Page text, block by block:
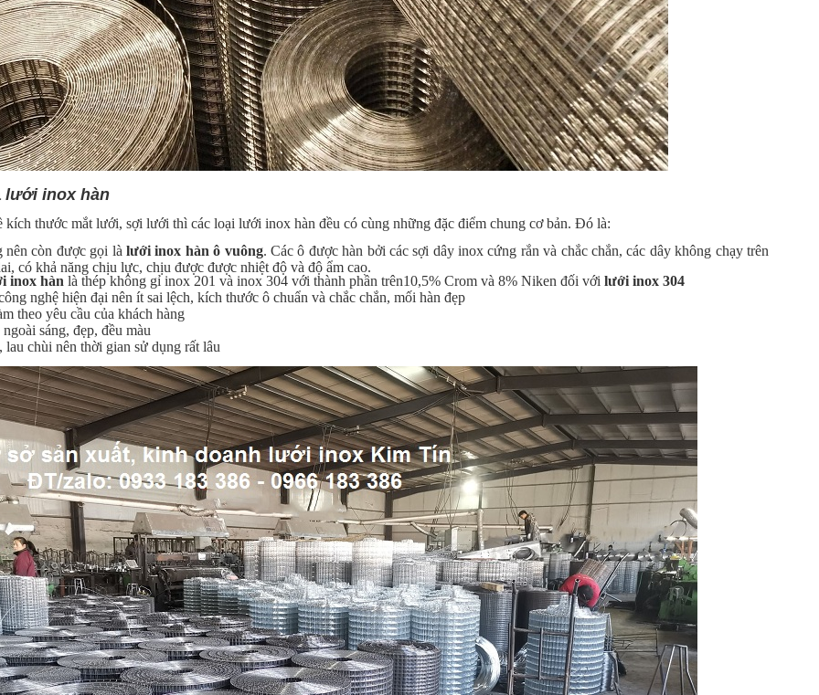
lưới inox hàn
kích thước mắt lưới, sợi lưới thì các loại lưới inox hàn đều có cùng những đặc điểm chung cơ bản. Đó là:
còn được gọi là lưới inox hàn ô vuông. Các ô được hàn bởi các sợi dây inox cứng rắn và chắc chắn, các dây không chạy trên
có khả năng chịu lực, chịu được được nhiệt độ và độ ẩm cao.
inox hàn là thép không gỉ inox 201 và inox 304 với thành phần trên10,5% Crom và 8% Niken đối với lưới inox 304
nghệ hiện đại nên ít sai lệch, kích thước ô chuẩn và chắc chắn, mối hàn đẹp
theo yêu cầu của khách hàng
ngoài sáng, đẹp, đều màu
chùi nên thời gian sử dụng rất lâu